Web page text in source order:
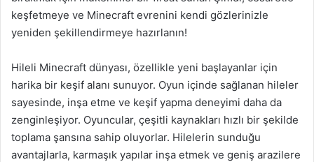
keşfetmeye ve Minecraft evrenini kendi gözlerinizle
yeniden şekillendirmeye hazırlanın!
Hileli Minecraft dünyası, özellikle yeni başlayanlar için
harika bir keşif alanı sunuyor. Oyun içinde sağlanan hileler
sayesinde, inşa etme ve keşif yapma deneyimi daha da
zenginleşiyor. Oyuncular, çeşitli kaynakları hızlı bir şekilde
toplama şansına sahip oluyorlar. Hilelerin sunduğu
avantajlarla, karmaşık yapılar inşa etmek ve geniş arazilere